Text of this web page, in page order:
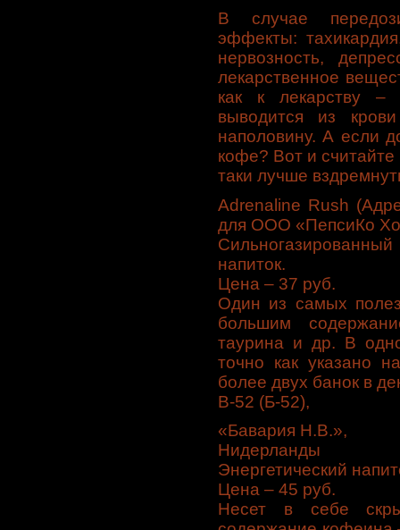
В случае
эффекты:
нервозность,
лекарственное
как к лекарству
выводится из
наполовину. А если
кофе? Вот и
таки лучше
Adrenaline Rush
для ООО «ПепсиКо
напиток.
Цена – 37 руб.
Один из самых
большим
таурина и др. В
точно как указано
более двух банок в
B-52 (Б-52),
«Бавария Н.В.»,
Нидерланды
Энергетический
Цена – 45 руб.
Несет в себе